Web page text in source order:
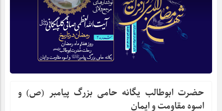
حضرت ابوطالب یگانه حامی بزرگ پیامبر (ص) و
اسوه مقاومت و ایمان